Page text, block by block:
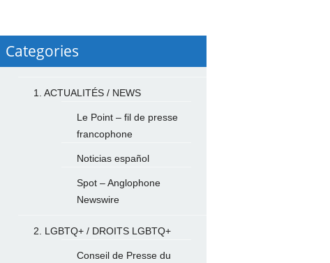
Categories
1. ACTUALITÉS / NEWS
Le Point – fil de presse
francophone
Noticias español
Spot – Anglophone
Newswire
2. LGBTQ+ / DROITS LGBTQ+
Conseil de Presse du